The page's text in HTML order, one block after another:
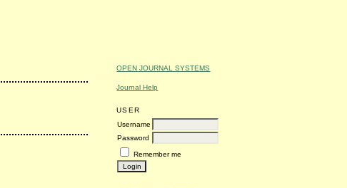
OPEN JOURNAL SYSTEMS
Journal Help
USER
Username
Password
Remember me